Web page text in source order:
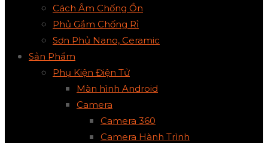
Cách Âm Chống Ồn
Phủ Gầm Chống Rỉ
Sơn Phủ Nano, Ceramic
Sản Phẩm
Phụ Kiện Điện Tử
Màn hình Android
Camera
Camera 360
Camera Hành Trình